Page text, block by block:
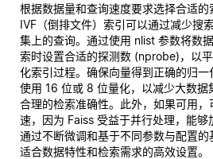
根据数据量和查询速度要求选择合适
IVF（倒排文件）索引可以通过减少搜
集上的查询。通过使用 nlist 参数将数
索时设置合适的探测数 (nprobe)，以
化索引过程。确保向量得到正确的归
使用 16 位或 8 位量化，以减少大数据
合理的检索准确性。此外，如果可用，
速，因为 Faiss 受益于并行处理，能够
通过不断微调和基于不同参数与配置
适合数据特性和检索需求的高效设置。